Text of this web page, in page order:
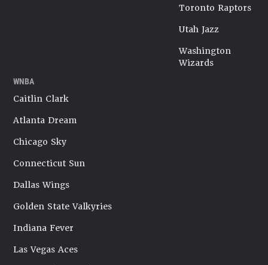
Toronto Raptors
Utah Jazz
Washington
Wizards
WNBA
Caitlin Clark
Atlanta Dream
Chicago Sky
Connecticut Sun
Dallas Wings
Golden State Valkyries
Indiana Fever
Las Vegas Aces